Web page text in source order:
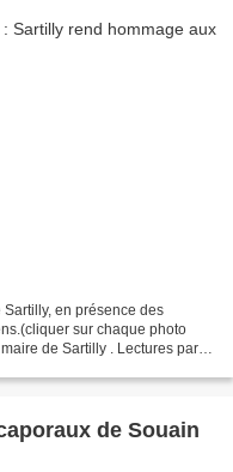
Sartilly, en présence des
sur chaque photo
de Sartilly . Lectures par
de Souain